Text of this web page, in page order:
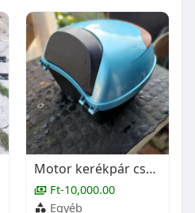
Motor kerékpár csomag tartó
Ft-10,000.00
Egyéb